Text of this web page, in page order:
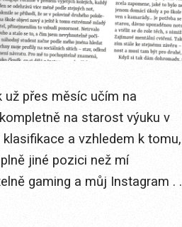
přes měsíc učím na
na starost výuku v
a vzhledem k tomu,
jiné pozici než mí
gaming a můj Instagram . .